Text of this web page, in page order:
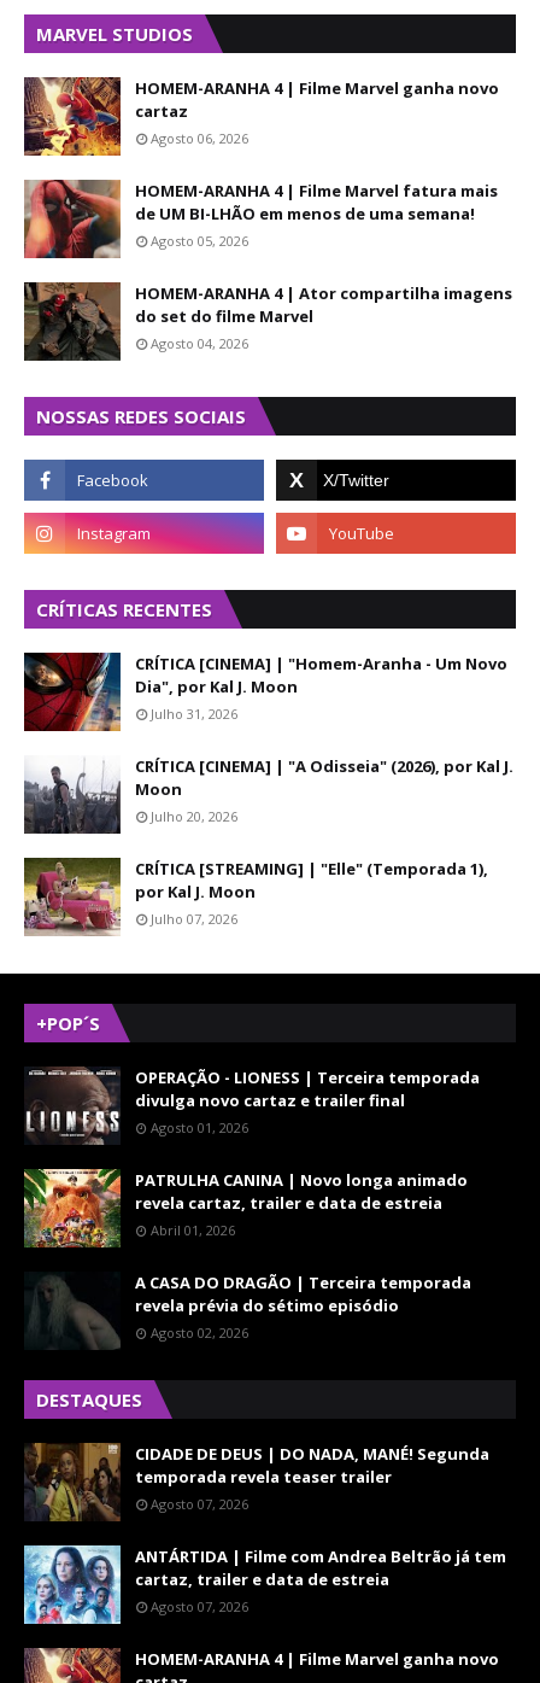
MARVEL STUDIOS
HOMEM-ARANHA 4 | Filme Marvel ganha novo
cartaz
Agosto 06, 2026
HOMEM-ARANHA 4 | Filme Marvel fatura mais
de UM BI-LHÃO em menos de uma semana!
Agosto 05, 2026
HOMEM-ARANHA 4 | Ator compartilha imagens
do set do filme Marvel
Agosto 04, 2026
NOSSAS REDES SOCIAIS
CRÍTICAS RECENTES
CRÍTICA [CINEMA] | "Homem-Aranha - Um Novo
Dia", por Kal J. Moon
Julho 31, 2026
CRÍTICA [CINEMA] | "A Odisseia" (2026), por Kal J.
Moon
Julho 20, 2026
CRÍTICA [STREAMING] | "Elle" (Temporada 1),
por Kal J. Moon
Julho 07, 2026
+POP´S
OPERAÇÃO - LIONESS | Terceira temporada
divulga novo cartaz e trailer final
Agosto 01, 2026
PATRULHA CANINA | Novo longa animado
revela cartaz, trailer e data de estreia
Abril 01, 2026
A CASA DO DRAGÃO | Terceira temporada
revela prévia do sétimo episódio
Agosto 02, 2026
DESTAQUES
CIDADE DE DEUS | DO NADA, MANÉ! Segunda
temporada revela teaser trailer
Agosto 07, 2026
ANTÁRTIDA | Filme com Andrea Beltrão já tem
cartaz, trailer e data de estreia
Agosto 07, 2026
HOMEM-ARANHA 4 | Filme Marvel ganha novo